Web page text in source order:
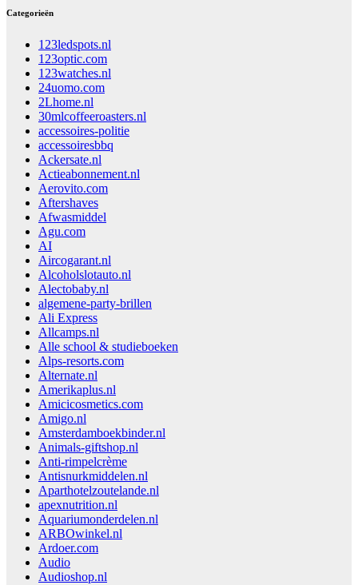
Categorieën
123ledspots.nl
123optic.com
123watches.nl
24uomo.com
2Lhome.nl
30mlcoffeeroasters.nl
accessoires-politie
accessoiresbbq
Ackersate.nl
Actieabonnement.nl
Aerovito.com
Aftershaves
Afwasmiddel
Agu.com
AI
Aircogarant.nl
Alcoholslotauto.nl
Alectobaby.nl
algemene-party-brillen
Ali Express
Allcamps.nl
Alle school & studieboeken
Alps-resorts.com
Alternate.nl
Amerikaplus.nl
Amicicosmetics.com
Amigo.nl
Amsterdamboekbinder.nl
Animals-giftshop.nl
Anti-rimpelcrème
Antisnurkmiddelen.nl
Aparthotelzoutelande.nl
apexnutrition.nl
Aquariumonderdelen.nl
ARBOwinkel.nl
Ardoer.com
Audio
Audioshop.nl